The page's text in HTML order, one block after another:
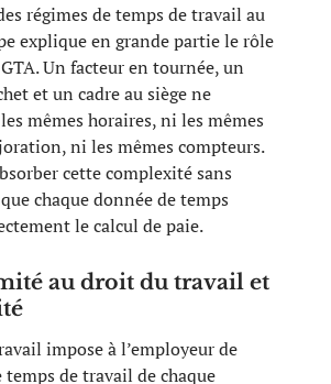
régimes de temps de travail au
explique en grande partie le rôle
Un facteur en tournée, un
et un cadre au siège ne
mêmes horaires, ni les mêmes
ni les mêmes compteurs.
cette complexité sans
chaque donnée de temps
le calcul de paie.
au droit du travail et
impose à l’employeur de
de travail de chaque